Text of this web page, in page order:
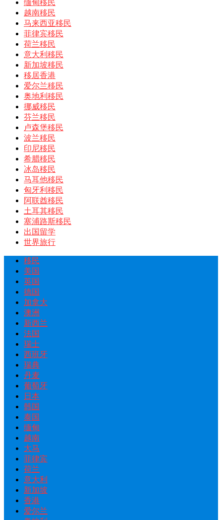
缅甸移民
越南移民
马来西亚移民
菲律宾移民
荷兰移民
意大利移民
新加坡移民
移居香港
爱尔兰移民
奥地利移民
挪威移民
芬兰移民
卢森堡移民
波兰移民
印尼移民
希腊移民
冰岛移民
马耳他移民
匈牙利移民
阿联酋移民
土耳其移民
塞浦路斯移民
出国留学
世界旅行
移民
美国
英国
德国
加拿大
澳洲
新西兰
法国
瑞士
西班牙
瑞典
丹麦
葡萄牙
日本
韩国
泰国
缅甸
越南
大马
菲律宾
荷兰
意大利
新加坡
香港
爱尔兰